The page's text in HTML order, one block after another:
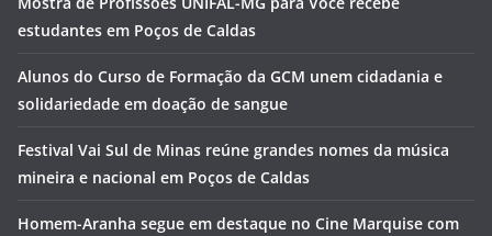
estudantes em Poços de Caldas
Alunos do Curso de Formação da GCM unem cidadania e
solidariedade em doação de sangue
Festival Vai Sul de Minas reúne grandes nomes da música
mineira e nacional em Poços de Caldas
Homem-Aranha segue em destaque no Cine Marquise com